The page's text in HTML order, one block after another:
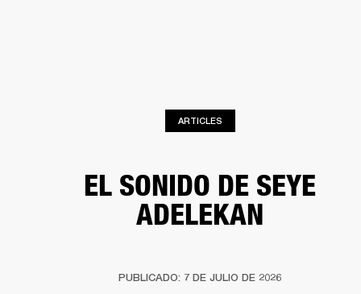
ARTICLES
EL SONIDO DE SEYE
ADELEKAN
PUBLICADO: 7 DE JULIO DE 2026